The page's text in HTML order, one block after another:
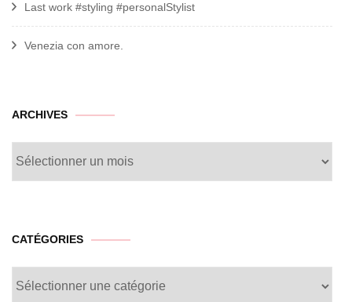
Last work #styling #personalStylist
Venezia con amore.
ARCHIVES archives
CATÉGORIES
Catégories